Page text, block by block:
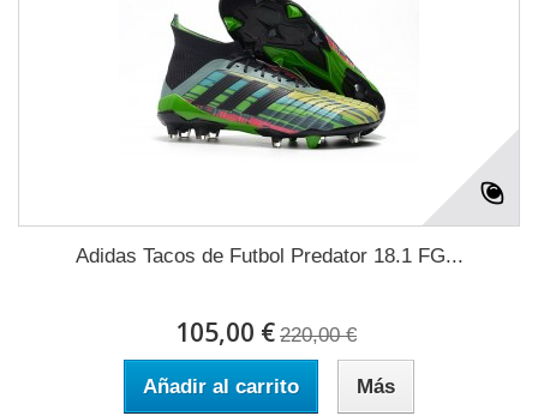
Adidas Tacos de Futbol Predator 18.1 FG...
105,00 € 220,00 €
Añadir al carrito Más